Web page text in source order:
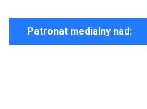
Patronat medialny nad: